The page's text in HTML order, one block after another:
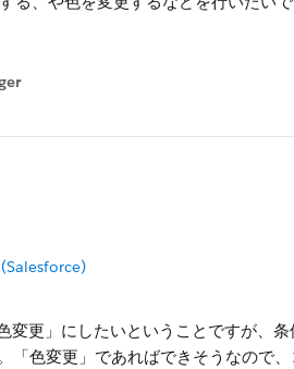
更」にしたいということですが、条
「色変更」であればできそうなので、